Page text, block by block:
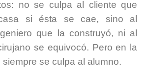
no se culpa al cliente que
si ésta se cae, sino al
que la construyó, ni al
se equivocó. Pero en la
se culpa al alumno.